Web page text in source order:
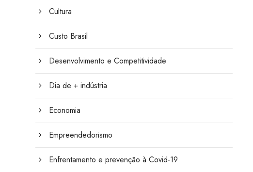
Cultura
Custo Brasil
Desenvolvimento e Competitividade
Dia de + indústria
Economia
Empreendedorismo
Enfrentamento e prevenção à Covid-19